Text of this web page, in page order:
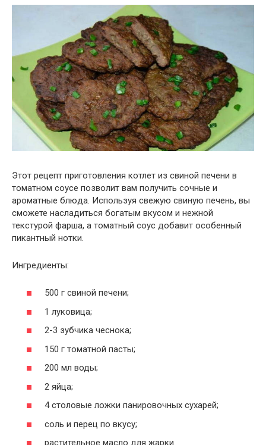
Этот рецепт приготовления котлет из свиной печени в
томатном соусе позволит вам получить сочные и
ароматные блюда. Используя свежую свиную печень, вы
сможете насладиться богатым вкусом и нежной
текстурой фарша, а томатный соус добавит особенный
пикантный нотки.
Ингредиенты:
500 г свиной печени;
1 луковица;
2-3 зубчика чеснока;
150 г томатной пасты;
200 мл воды;
2 яйца;
4 столовые ложки панировочных сухарей;
соль и перец по вкусу;
растительное масло для жарки.